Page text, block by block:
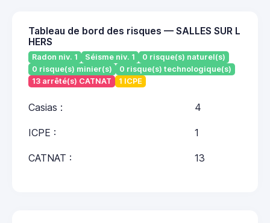
Tableau de bord des risques — SALLES SUR L
HERS
Radon niv. 1 Séisme niv. 1
0 risque(s) naturel(s)
0 risque(s) minier(s)
0 risque(s) technologique(s)
13 arrêté(s) CATNAT
1 ICPE
Casias : 4
ICPE : 1
CATNAT : 13